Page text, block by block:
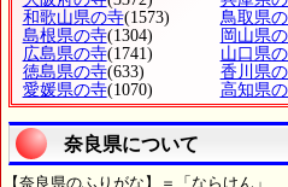
和歌山県の寺(1573) 鳥取県
島根県の寺(1304) 岡山県
広島県の寺(1741) 山口県
徳島県の寺(633) 香川県
愛媛県の寺(1070) 高知県
奈良県について
【奈良県のふりがな】＝「ならけん」